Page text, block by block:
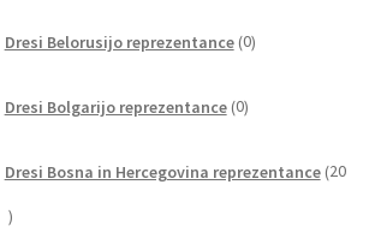
Dresi Belorusijo reprezentance 0izdelkov
Dresi Bolgarijo reprezentance 0izdelkov
Dresi Bosna in Hercegovina reprezentance 20
20